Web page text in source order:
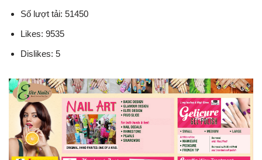
Số lượt tải: 51450
Likes: 9535
Dislikes: 5